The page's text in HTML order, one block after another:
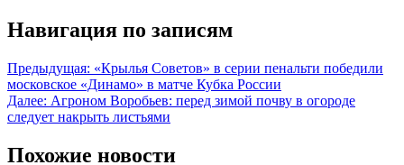
Навигация по записям
Предыдущая: «Крылья Советов» в серии пенальти победили
московское «Динамо» в матче Кубка России
Далее: Агроном Воробьев: перед зимой почву в огороде
следует накрыть листьями
Похожие новости